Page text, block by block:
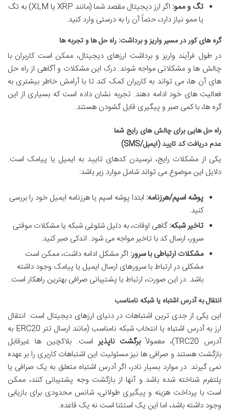
تگ و ممو:
اگر ارز دیجیتال مقصد شما (مانند XRP یا XLM) به تگ
یا ممو نیاز دارد، حتماً آن را به درستی وارد کنید.
گره های کور در مسیر واریز و برداشت: راه حل ها و تجربه ها
در طول فرآیند واریز و برداشت ارزهای دیجیتال، ممکن است کاربران با
چالش ها و مشکلاتی مواجه شوند. درک این مشکلات و آگاهی از راه حل
های آن ها، می تواند به کاربران کمک کند تا با آرامش خاطر بیشتری به
فعالیت های خود ادامه دهند. تجربه نشان داده است که بسیاری از این
گره ها، با کمی صبر و پیگیری قابل گشودن هستند.
راه حل هایی برای چالش های رایج شما
عدم دریافت کد تایید (ایمیل/SMS)
یکی از مشکلات رایج، نرسیدن کدهای تایید به ایمیل یا پیامک است.
دلایل این موضوع می تواند شامل موارد زیر باشد:
پوشه اسپم/هرزنامه: ابتدا پوشه اسپم یا هرزنامه ایمیل خود را بررسی
کنید.
تاخیر شبکه:گاهی اوقات، به دلیل شلوغی شبکه یا مشکلات موقتی
سرور، ارسال کد با تاخیر مواجه می شود. اندکی صبر کنید.
مشکلات ارتباطی با سرور: اگر مشکل ادامه داشت، ممکن است
مشکلی در ارتباط با سرورهای ارسال ایمیل یا پیامک وجود داشته
باشد. در این صورت، ارتباط با پشتیبانی صرافی بهترین راهکار است.
انتقال به آدرس اشتباه یا شبکه نامناسب
این یکی از جدی ترین اشتباهات در دنیای ارزهای دیجیتال است. انتقال
ارز به آدرس اشتباه یا انتخاب شبکه نامناسب (مانند ارسال تتر ERC20 به
آدرس TRC20)، معمولاً
برگشت ناپذیراست. بلاکچین ها غیرقابل
بازگشت هستند و صرافی ها نیز مسئولیت این اشتباهات کاربری را بر عهده
نمی گیرند. در موارد بسیار نادر، اگر آدرس اشتباه متعلق به یک صرافی یا
پلتفرم شناخته شده باشد و آنها از بازگشت وجه پشتیبانی کنند، ممکن
است با پرداخت هزینه و پیگیری طولانی، شانس محدودی برای بازیابی
وجود داشته باشد، اما این یک استثنا است نه یک قاعده.